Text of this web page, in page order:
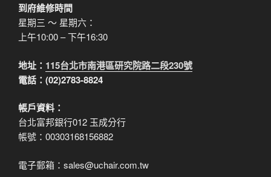
到府維修時間
星期三 ～ 星期六：
上午10:00 – 下午16:30
地址： 115台北市南港區研究院路二段230號
電話：(02)2783-8824
帳戶資料：
台北富邦銀行012 玉成分行
帳號：00303168156882
電子郵箱：sales@uchair.com.tw